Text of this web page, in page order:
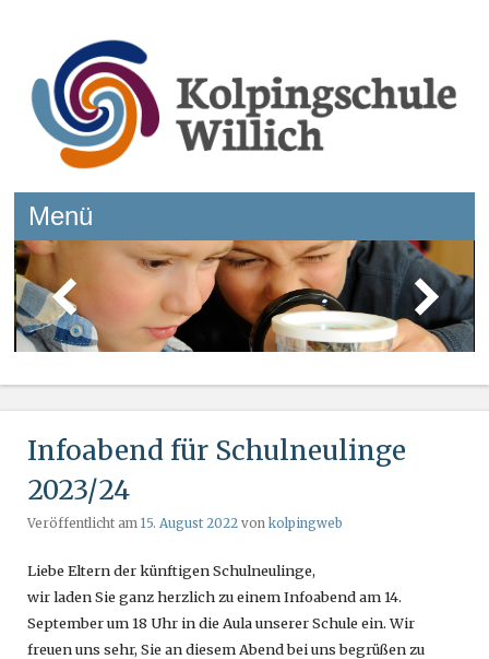
Kolpingschule Willich
Menü
Springe zum Inhalt
Infoabend für Schulneulinge
2023/24
Veröffentlicht am 15. August 2022 von kolpingweb
Liebe Eltern der künftigen Schulneulinge,
wir laden Sie ganz herzlich zu einem Infoabend am 14.
September um 18 Uhr in die Aula unserer Schule ein. Wir
freuen uns sehr, Sie an diesem Abend bei uns begrüßen zu